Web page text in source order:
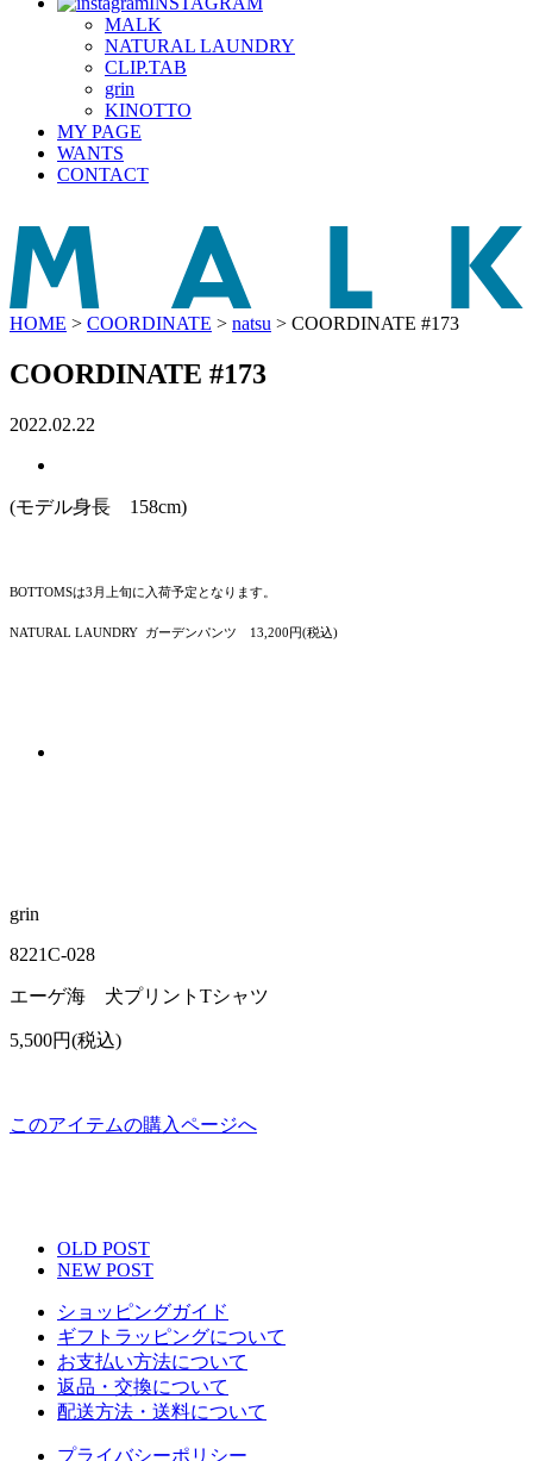
MALK
NATURAL LAUNDRY
CLIP.TAB
grin
KINOTTO
MY PAGE
WANTS
CONTACT
HOME > COORDINATE > natsu > COORDINATE #173
COORDINATE #173
2022.02.22
(モデル身長 158cm)
BOTTOMSは3月上旬に入荷予定となります。
NATURAL LAUNDRY ガーデンパンツ 13,200円(税込)
grin
8221C-028
エーゲ海 犬プリントTシャツ
5,500円(税込)
このアイテムの購入ページへ
OLD POST
NEW POST
ショッピングガイド
ギフトラッピングについて
お支払い方法について
返品・交換について
配送方法・送料について
プライバシーポリシー